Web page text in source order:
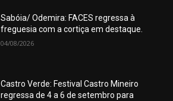
Sabóia/ Odemira: FACES regressa à
freguesia com a cortiça em destaque.
04/08/2026
Castro Verde: Festival Castro Mineiro
regressa de 4 a 6 de setembro para